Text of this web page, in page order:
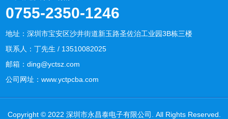
0755-2350-1246
地址：深圳市宝安区沙井街道新玉路圣佐治工业园3B栋三楼
联系人：丁先生 / 13510082025
邮箱：ding@yctsz.com
公司网址：www.yctpcba.com
Copyright © 2022 深圳市永昌泰电子有限公司. All Rights Reserved.